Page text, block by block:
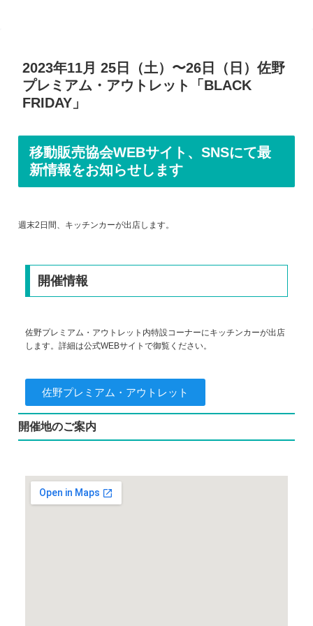
2023年11月 25日（土）〜26日（日）佐野
プレミアム・アウトレット「BLACK
FRIDAY」
移動販売協会WEBサイト、SNSにて最
新情報をお知らせします
週末2日間、キッチンカーが出店します。
開催情報
佐野プレミアム・アウトレット内特設コーナーにキッチンカーが出店
します。詳細は公式WEBサイトで御覧ください。
佐野プレミアム・アウトレット
開催地のご案内